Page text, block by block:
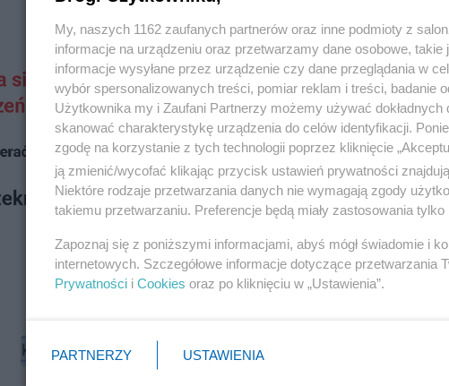
Reklama
My, naszych 1162 zaufanych partnerów oraz inne podmioty z
informacje na urządzeniu oraz przetwarzamy dane osobowe,
informacje wysyłane przez urządzenie czy dane przeglądania w
wybór spersonalizowanych treści, pomiar reklam i treści, badanie
Użytkownika my i Zaufani Partnerzy możemy używać
skanować charakterystykę urządzenia do celów identyfikacji.
zgodę na korzystanie z tych technologii poprzez kliknięcie
ją zmienić/wycofać klikając przycisk ustawień prywatności
Niektóre rodzaje przetwarzania danych nie wymagają zgody
takiemu przetwarzaniu. Preferencje będą miały zastosowania tylko
Zapoznaj się z poniższymi informacjami, abyś mógł świadomie i
internetowych. Szczegółowe informacje dotyczące przetwarzania
Prywatności i Cookies oraz po kliknięciu w „Ustawienia”.
PARTNERZY USTAWIENIA